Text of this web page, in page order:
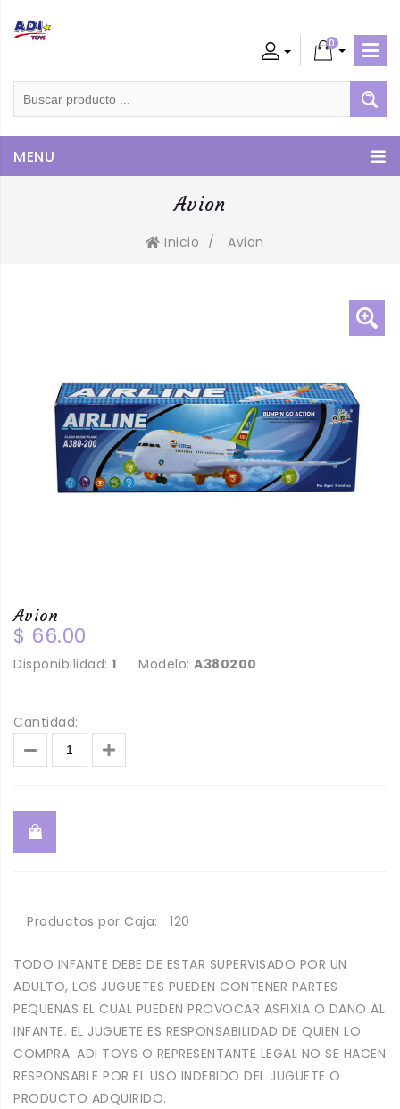
Admin
0
MENU
Avion
Inicio / Avion
Avion
$ 66.00
Disponibilidad: 1 Modelo: A380200
Cantidad:
Productos por Caja: 120
TODO INFANTE DEBE DE ESTAR SUPERVISADO POR UN
ADULTO, LOS JUGUETES PUEDEN CONTENER PARTES
PEQUENAS EL CUAL PUEDEN PROVOCAR ASFIXIA O DANO AL
INFANTE. EL JUGUETE ES RESPONSABILIDAD DE QUIEN LO
COMPRA. ADI TOYS O REPRESENTANTE LEGAL NO SE HACEN
RESPONSABLE POR EL USO INDEBIDO DEL JUGUETE O
PRODUCTO ADQUIRIDO.